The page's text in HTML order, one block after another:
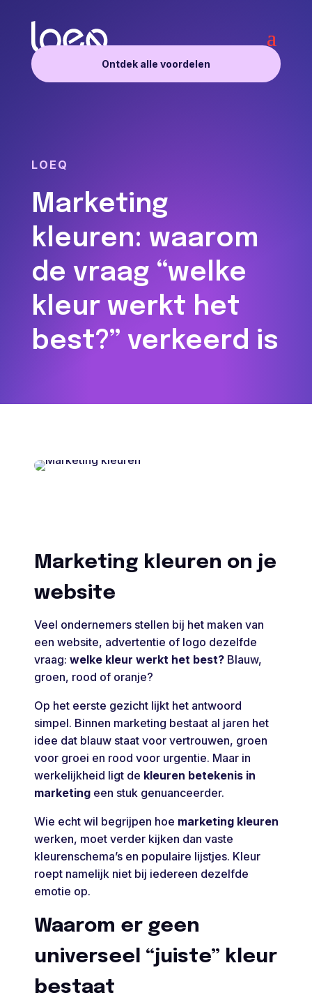
Ontdek alle voordelen
LOEQ
Marketing
kleuren: waarom
de vraag “welke
kleur werkt het
best?” verkeerd is
Marketing kleuren on je
website
Veel ondernemers stellen bij het maken van
een website, advertentie of logo dezelfde
vraag: welke kleur werkt het best?Blauw,
groen, rood of oranje?
Op het eerste gezicht lijkt het antwoord
simpel. Binnen marketing bestaat al jaren het
idee dat blauw staat voor vertrouwen, groen
voor groei en rood voor urgentie. Maar in
werkelijkheid ligt de kleuren betekenis in
marketingeen stuk genuanceerder.
Wie echt wil begrijpen hoe marketing kleuren
werken, moet verder kijken dan vaste
kleurenschema’s en populaire lijstjes. Kleur
roept namelijk niet bij iedereen dezelfde
emotie op.
Waarom er geen
universeel “juiste” kleur
bestaat